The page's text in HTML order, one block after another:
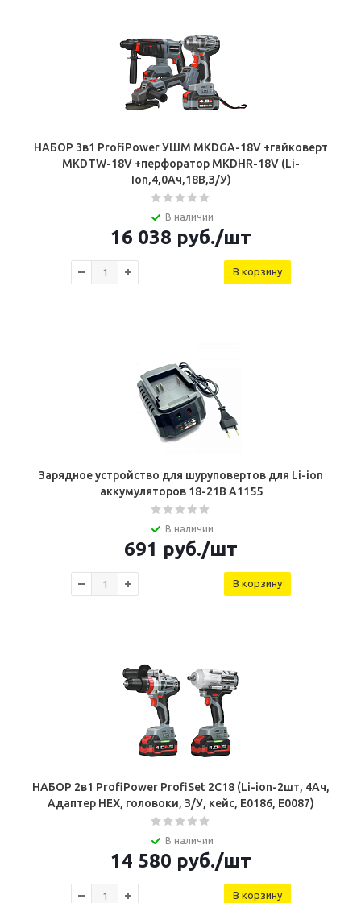
НАБОР 3в1 ProfiPower УШМ MKDGA-18V +гайковерт
MKDTW-18V +перфоратор MKDHR-18V (Li-
Ion,4,0Ач,18В,З/У)
В наличии
16 038 руб./шт
В корзину
Зарядное устройство для шуруповертов для Li-ion
аккумуляторов 18-21В A1155
В наличии
691 руб./шт
В корзину
НАБОР 2в1 ProfiPower ProfiSet 2С18 (Li-ion-2шт, 4Ач,
Адаптер HEX, головоки, З/У, кейс, E0186, E0087)
В наличии
14 580 руб./шт
В корзину